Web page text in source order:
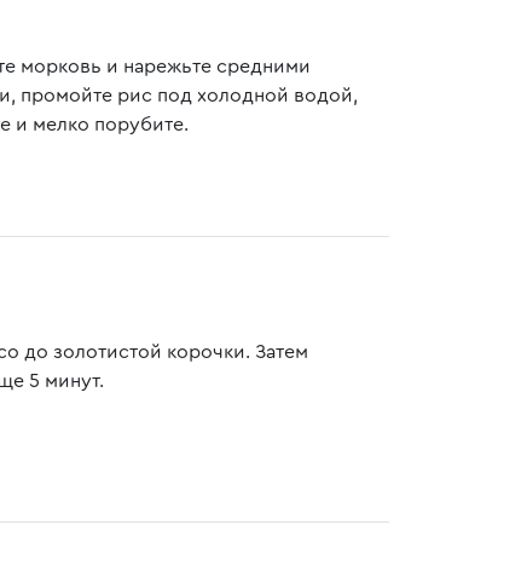
морковь и нарежьте средними
промойте рис под холодной водой,
и мелко порубите.
до золотистой корочки. Затем
5 минут.